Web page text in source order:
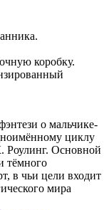
коробку.
о мальчике-
циклу
Роулинг. Основной
тёмного
в чьи цели входит
мира